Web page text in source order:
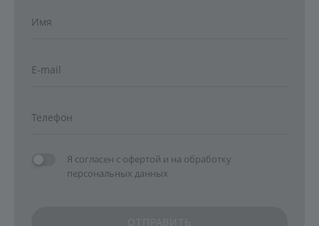
Я согласен с офертой и на обработку
персональных данных